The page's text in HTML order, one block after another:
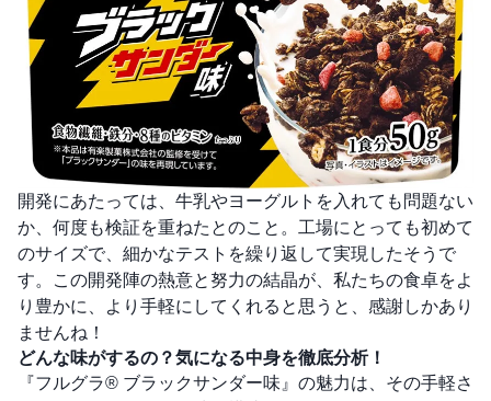
開発にあたっては、牛乳やヨーグルトを入れても問題ない
か、何度も検証を重ねたとのこと。工場にとっても初めて
のサイズで、細かなテストを繰り返して実現したそうで
す。この開発陣の熱意と努力の結晶が、私たちの食卓をよ
り豊かに、より手軽にしてくれると思うと、感謝しかあり
ませんね！
どんな味がするの？気になる中身を徹底分析！
『フルグラ® ブラックサンダー味』の魅力は、その手軽さ